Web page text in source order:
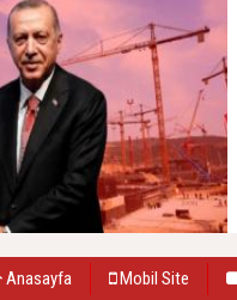
Anasayfa Mobil Site